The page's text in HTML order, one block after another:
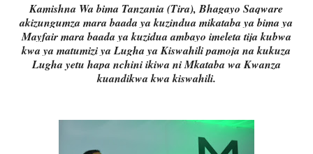
Kamishna Wa bima Tanzania (Tira), Bhagayo Saqware
akizungumza mara baada ya kuzindua mikataba ya bima ya
Mayfair mara baada ya kuzidua ambayo imeleta tija kubwa
kwa ya matumizi ya Lugha ya Kiswahili pamoja na kukuza
Lugha yetu hapa nchini ikiwa ni Mkataba wa Kwanza
kuandikwa kwa kiswahili.